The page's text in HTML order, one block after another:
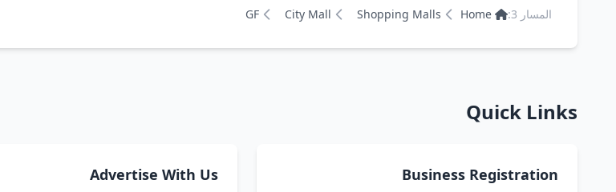
المسار 3:
Home
Shopping Malls
City Mall
GF
Quick Links
Business Registration
Advertise With Us